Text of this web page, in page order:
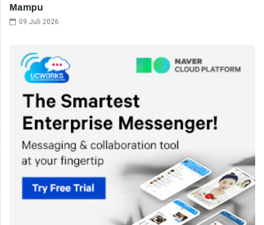
Mampu
09 Juli 2026